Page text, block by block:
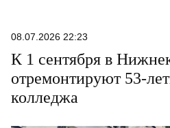
08.07.2026 22:23
К 1 сентября в
отремонтируют 53-
колледжа